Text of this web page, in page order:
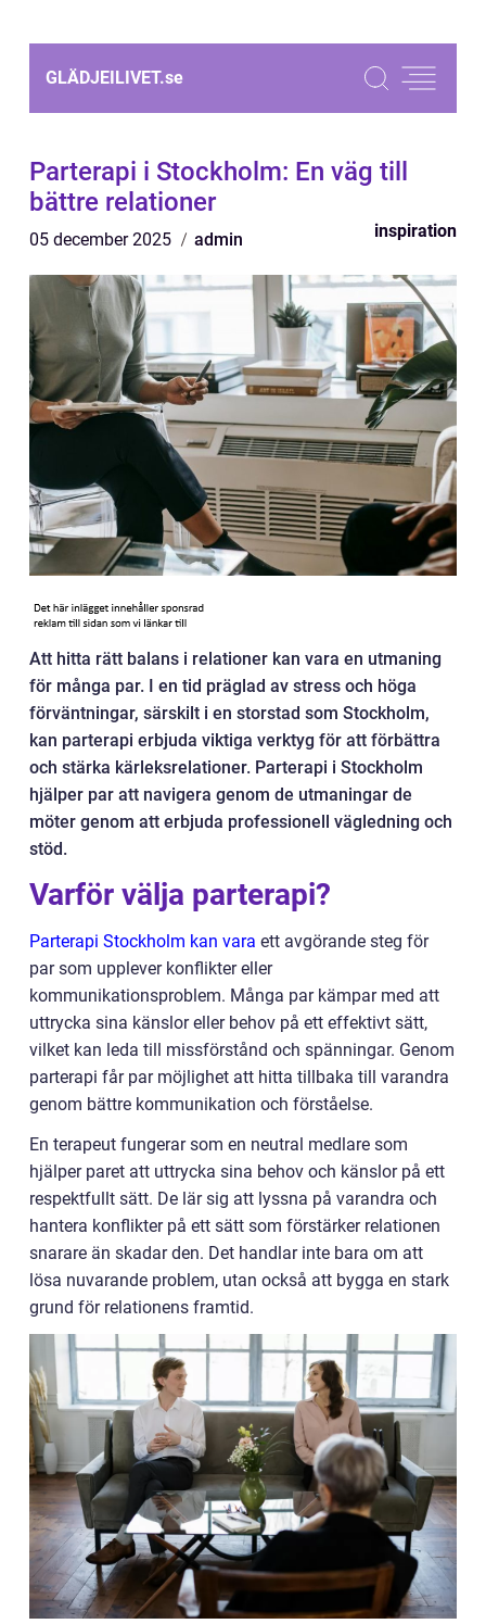
GLÄDJEILIVET.se
Parterapi i Stockholm: En väg till
bättre relationer
05 december 2025 admin inspiration
Att hitta rätt balans i relationer kan vara en utmaning
för många par. I en tid präglad av stress och höga
förväntningar, särskilt i en storstad som Stockholm,
kan parterapi erbjuda viktiga verktyg för att förbättra
och stärka kärleksrelationer. Parterapi i Stockholm
hjälper par att navigera genom de utmaningar de
möter genom att erbjuda professionell vägledning och
stöd.
Varför välja parterapi?
Parterapi Stockholm kan vara ett avgörande steg för
par som upplever konflikter eller
kommunikationsproblem. Många par kämpar med att
uttrycka sina känslor eller behov på ett effektivt sätt,
vilket kan leda till missförstånd och spänningar. Genom
parterapi får par möjlighet att hitta tillbaka till varandra
genom bättre kommunikation och förståelse.
En terapeut fungerar som en neutral medlare som
hjälper paret att uttrycka sina behov och känslor på ett
respektfullt sätt. De lär sig att lyssna på varandra och
hantera konflikter på ett sätt som förstärker relationen
snarare än skadar den. Det handlar inte bara om att
lösa nuvarande problem, utan också att bygga en stark
grund för relationens framtid.